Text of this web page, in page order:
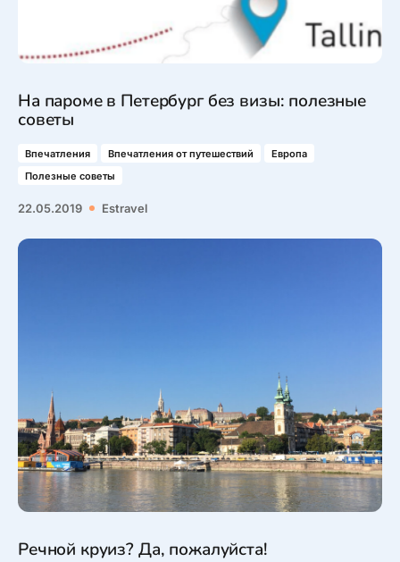
На пароме в Петербург без визы: полезные
советы
Впечатления Впечатления от путешествий
Европа
Полезные советы
22.05.2019 Estravel
Речной круиз? Да, пожалуйста!